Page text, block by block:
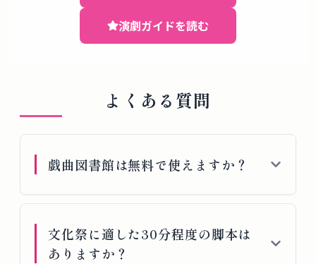
演劇ガイドを読む
よくある質問
戯曲図書館は無料で使えますか？
文化祭に適した30分程度の脚本は
ありますか？